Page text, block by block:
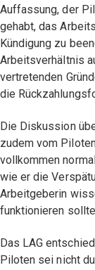
Auffassung, der
gehabt, das
Kündigung zu
Arbeitsverhältnis
vertretenden
die
Die Diskussion
zudem vom
vollkommen
wie er die
Arbeitgeberin
funktionieren
Das LAG
Piloten sei nicht